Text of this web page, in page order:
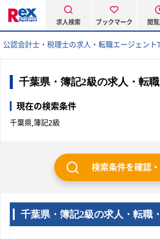
求人検索 ブックマーク 閲
公認会計士・税理士の求人・転職エージェント
千葉県・簿記2級の求人・転
現在の検索条件
千葉県,簿記2級
検索条件を確認
千葉県・簿記2級の求人・転職